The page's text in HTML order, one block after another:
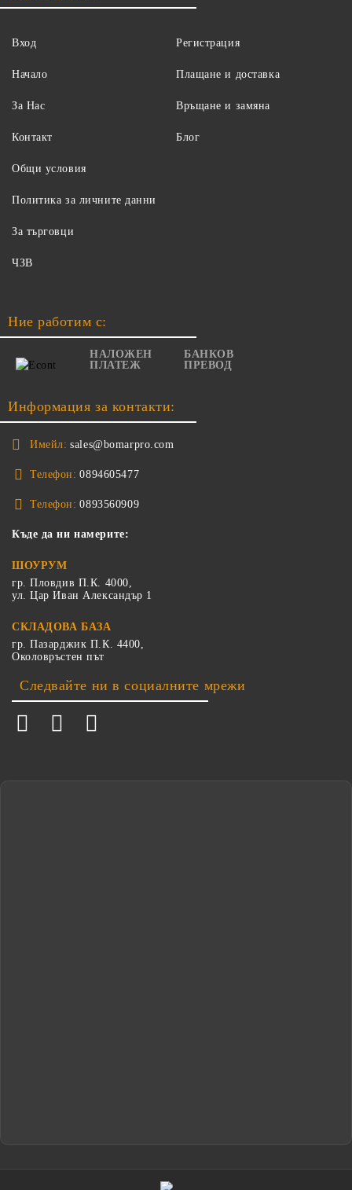
Вход
Начало
За Нас
Контакт
Регистрация
Плащане и доставка
Връщане и замяна
Блог
Общи условия
Политика за личните данни
За търговци
ЧЗВ
Ние работим с:
НАЛОЖЕН
ПЛАТЕЖ
БАНКОВ
ПРЕВОД
Информация за контакти:
Имейл: sales@bomarpro.com
Телефон: 0894605477
Телефон: 0893560909
Къде да ни намерите:
ШОУРУМ
гр. Пловдив П.К. 4000,
ул. Цар Иван Александър 1
СКЛАДОВА БАЗА
гр. Пазарджик П.К. 4400,
Околовръстен път
Следвайте ни в социалните мрежи